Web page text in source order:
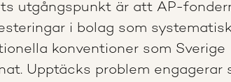
utgångspunkt är att AP-
i bolag som
konventioner som Sverige
Upptäcks problem engagerar